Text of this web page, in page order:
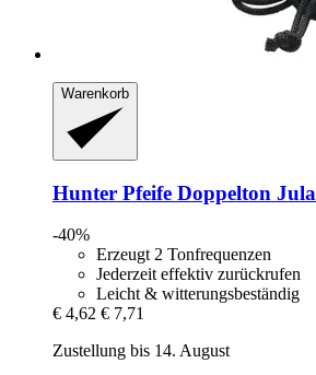
Warenkorb
Hunter Pfeife Doppelton Jula
-40%
Erzeugt 2 Tonfrequenzen
Jederzeit effektiv zurückrufen
Leicht & witterungsbeständig
€ 4,62 € 7,71
Zustellung bis 14. August